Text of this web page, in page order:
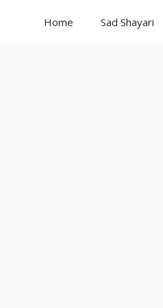
Home Sad Shayari